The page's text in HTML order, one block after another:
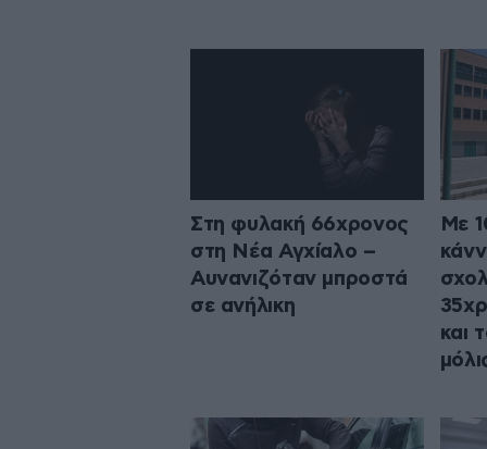
Στη φυλακή 66χρονος
στη Νέα Αγχίαλο –
Αυνανιζόταν μπροστά
σε ανήλικη
Με
και